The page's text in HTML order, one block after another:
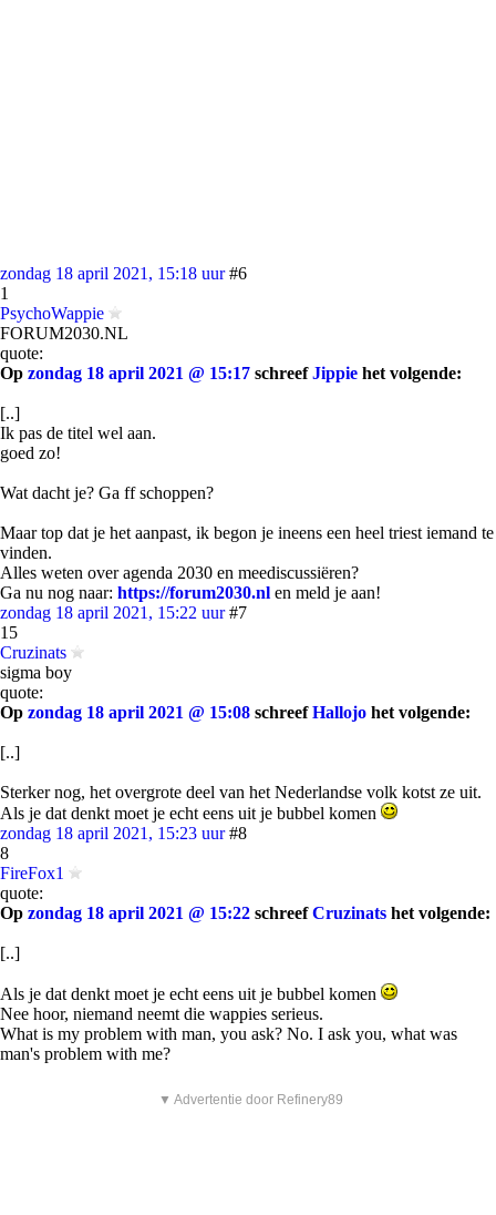
zondag 18 april 2021, 15:18 uur #6
1
PsychoWappie
FORUM2030.NL
quote:
Op zondag 18 april 2021 @ 15:17 schreefJippie het volgende:
[..]
Ik pas de titel wel aan.
goed zo!
Wat dacht je? Ga ff schoppen?
Maar top dat je het aanpast, ik begon je ineens een heel triest iemand te
vinden.
Alles weten over agenda 2030 en meediscussiëren?
Ga nu nog naar: https://forum2030.nl en meld je aan!
zondag 18 april 2021, 15:22 uur #7
15
Cruzinats
sigma boy
quote:
Op zondag 18 april 2021 @ 15:08 schreefHallojo het volgende:
[..]
Sterker nog, het overgrote deel van het Nederlandse volk kotst ze uit.
Als je dat denkt moet je echt eens uit je bubbel komen
zondag 18 april 2021, 15:23 uur #8
8
FireFox1
quote:
Op zondag 18 april 2021 @ 15:22 schreefCruzinats het volgende:
[..]
Als je dat denkt moet je echt eens uit je bubbel komen
Nee hoor, niemand neemt die wappies serieus.
What is my problem with man, you ask? No. I ask you, what was
man's problem with me?
▼ Advertentie door Refinery89